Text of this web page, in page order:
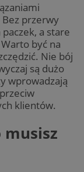
przerwy
a stare
być na
Nie bój
są dużo
wprowadzają
klientów.
musisz